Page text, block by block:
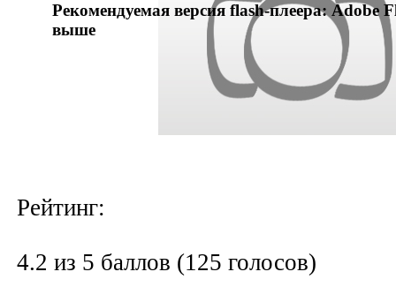
Рекомендуемая версия flash-плеера: Adobe
выше
Рейтинг:
4.2 из 5 баллов (125 голосов)